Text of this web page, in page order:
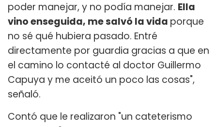
poder manejar, y no podía manejar. Ella
vino enseguida, me salvó la vida porque
no sé qué hubiera pasado. Entré
directamente por guardia gracias a que en
el camino lo contacté al doctor Guillermo
Capuya y me aceitó un poco las cosas",
señaló.
Contó que le realizaron "un cateterismo